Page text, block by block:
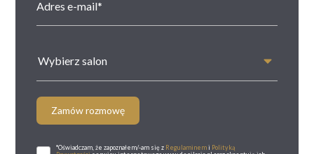
Wybierz salon
Zamów rozmowę
*Oświadczam, że zapoznałem/-am się z Regulaminemi Polityką